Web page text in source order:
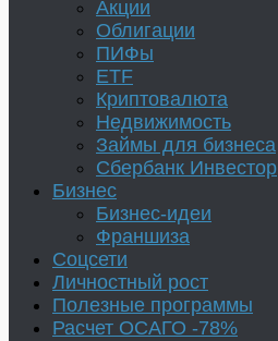
Акции
Облигации
ПИФы
ETF
Криптовалюта
Недвижимость
Займы для бизнеса
Сбербанк Инвестор
Бизнес
Бизнес-идеи
Франшиза
Соцсети
Личностный рост
Полезные программы
Расчет ОСАГО -78%